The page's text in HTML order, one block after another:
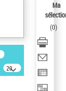
20
résultats/page
Ma
(0)